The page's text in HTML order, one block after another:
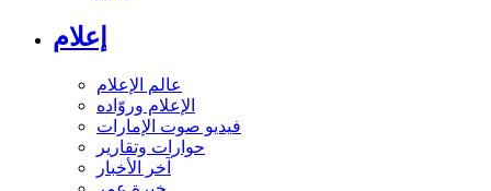
إعلام
عالم الإعلام
الإعلام وروّاده
فيديو صوت الإمارات
حوارات وتقارير
آخر الأخبار